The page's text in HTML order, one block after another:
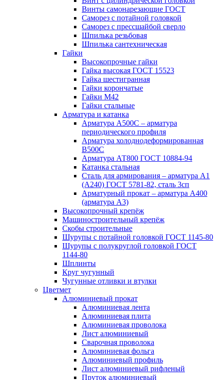
Винты самонарезающие ГОСТ
Саморез с потайной головкой
Саморез с прессшайбой сверло
Шпилька резьбовая
Шпилька сантехническая
Гайки
Высокопрочные гайки
Гайка высокая ГОСТ 15523
Гайка шестигранная
Гайки корончатые
Гайки М42
Гайки стальные
Арматура и катанка
Арматура А500С – арматура
периодического профиля
Арматура холоднодеформированная
В500С
Арматура АТ800 ГОСТ 10884-94
Катанка стальная
Сталь для армирования – арматура А1
(А240) ГОСТ 5781-82, сталь 3сп
Арматурный прокат – арматура А400
(арматура А3)
Высокопрочный крепёж
Машиностроительный крепёж
Скобы строительные
Шурупы с потайной головкой ГОСТ 1145-80
Шурупы с полукруглой головкой ГОСТ
1144-80
Шплинты
Круг чугунный
Чугунные отливки и втулки
Цветмет
Алюминиевый прокат
Алюминиевая лента
Алюминиевая плита
Алюминиевая проволока
Лист алюминиевый
Сварочная проволока
Алюминиевая фольга
Алюминиевый профиль
Лист алюминиевый рифленый
Пруток алюминиевый